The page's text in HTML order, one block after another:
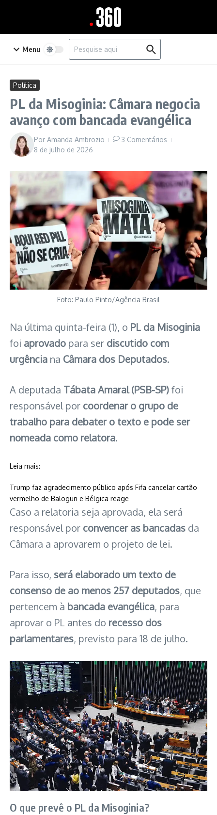
Menu
Procurar por:
Política
PL da Misoginia: Câmara negocia
avanço com bancada evangélica
Por Amanda Ambrozio
3 Comentários
8 de julho de 2026
Foto: Paulo Pinto/Agência Brasil
Na última quinta-feira (1), o PL da Misoginia
foi aprovado para ser discutido com
urgência na Câmara dos Deputados.
A deputada Tábata Amaral (PSB-SP)foi
responsável por coordenar o grupo de
trabalho para debater o texto e pode ser
nomeada como relatora.
Leia mais:
Trump faz agradecimento público após Fifa cancelar cartão
vermelho de Balogun e Bélgica reage
Caso a relatoria seja aprovada, ela será
responsável por convencer as bancadas da
Câmara a aprovarem o projeto de lei.
Para isso, será elaborado um texto de
consenso de ao menos 257 deputados, que
pertencem à bancada evangélica, para
aprovar o PL antes do recesso dos
parlamentares, previsto para 18 de julho.
O que prevê o PL da Misoginia?